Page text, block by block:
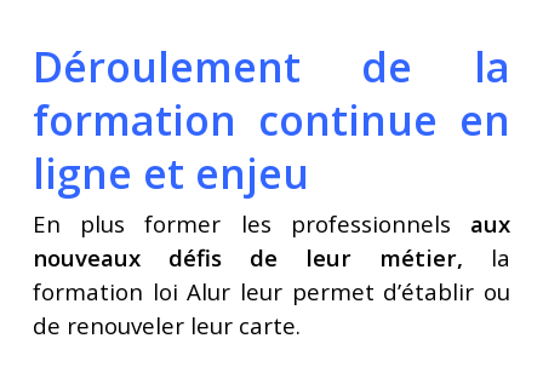
Déroulement de la
formation continue en
ligne et enjeu
En plus former les professionnels aux
nouveaux défis de leur métier, la
formation loi Alur leur permet d’établir ou
de renouveler leur carte.